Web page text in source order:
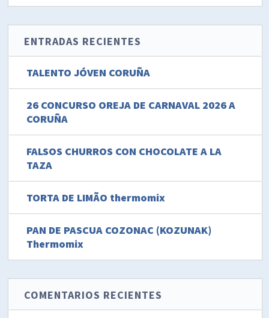
ENTRADAS RECIENTES
TALENTO JÓVEN CORUÑA
26 CONCURSO OREJA DE CARNAVAL 2026 A
CORUÑA
FALSOS CHURROS CON CHOCOLATE A LA
TAZA
TORTA DE LIMÃO thermomix
PAN DE PASCUA COZONAC (KOZUNAK)
Thermomix
COMENTARIOS RECIENTES